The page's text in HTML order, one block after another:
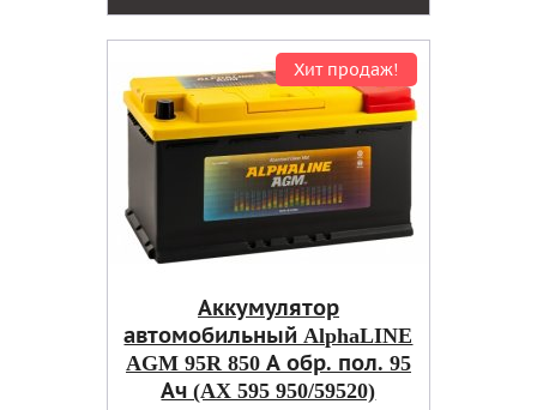
Хит продаж!
Аккумулятор
автомобильный AlphaLINE
AGM 95R 850 А обр. пол. 95
Ач (AX 595 950/59520)